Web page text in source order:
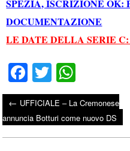
SPEZIA, ISCRIZIONE OK:
DOCUMENTAZIONE
LE DATE DELLA SERIE
Fa
ce
bo
ok
T
wi
tte
r
ha
ts
A
Post
← UFFICIALE – La Cremonese
annuncia Botturi come nuovo DS